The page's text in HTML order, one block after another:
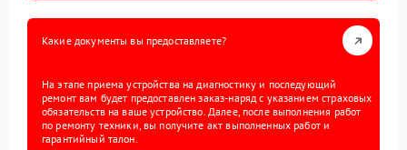
Какие документы вы предоставляете?
На этапе приема устройства на диагностику и последующий
ремонт вам будет предоставлен заказ-наряд с указанием страховых
обязательств на ваше устройство. Далее, после выполнения работ
по ремонту техники, вы получите акт выполненных работ и
гарантийный талон.